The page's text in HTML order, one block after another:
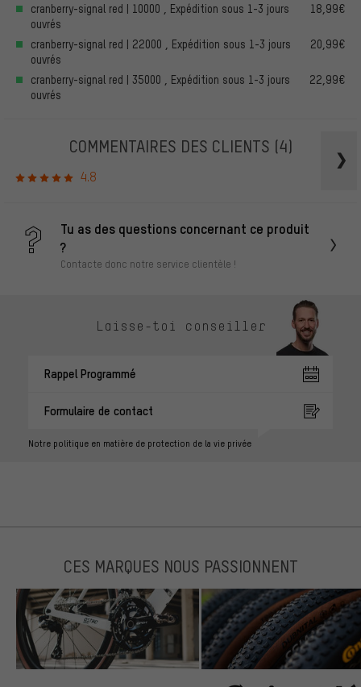
cranberry-signal red | 10000 , Expédition sous 1-3 jours
ouvrés
18,99€
cranberry-signal red | 22000 , Expédition sous 1-3 jours
ouvrés
20,99€
cranberry-signal red | 35000 , Expédition sous 1-3 jours
ouvrés
22,99€
COMMENTAIRES DES CLIENTS (4)
4.8
Tu as des questions concernant ce produit
?
Contacte donc notre service clientèle !
Laisse-toi conseiller
Rappel Programmé
Formulaire de contact
Notre politique en matière de protection de la vie privée
CES MARQUES NOUS PASSIONNENT